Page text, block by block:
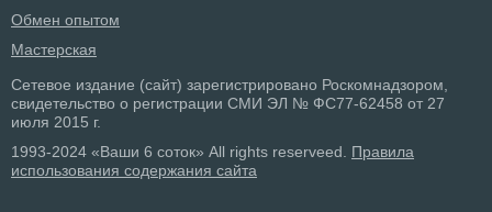
Обмен опытом
Мастерская
Сетевое издание (сайт) зарегистрировано Роскомнадзором,
свидетельство о регистрации СМИ ЭЛ № ФС77-62458 от 27
июля 2015 г.
1993-2024 «Ваши 6 соток» All rights reserveed. Правила
использования содержания сайта